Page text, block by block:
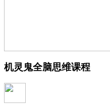
机灵鬼全脑思维课程